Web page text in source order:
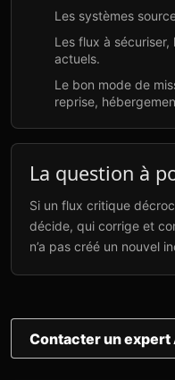
Les systèmes
Les flux à
actuels.
Le bon mode de
reprise,
La question à
Si un flux critique
décide, qui corrige et
n’a pas créé un nouvel
Contacter un expert